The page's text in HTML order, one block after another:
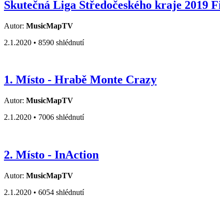
Skutečná Liga Středočeského kraje 2019
Autor: MusicMapTV
2.1.2020 • 8590 shlédnutí
1. Místo - Hrabě Monte Crazy
Autor: MusicMapTV
2.1.2020 • 7006 shlédnutí
2. Místo - InAction
Autor: MusicMapTV
2.1.2020 • 6054 shlédnutí